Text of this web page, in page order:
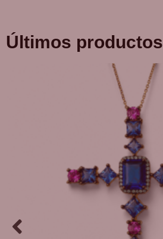
Últimos productos